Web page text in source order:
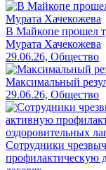
В Майкопе прошел
Мурата Хачекожева
29.06.26, Общество
Максимальный
29.06.26, Общество
Сотрудники
профилактическую